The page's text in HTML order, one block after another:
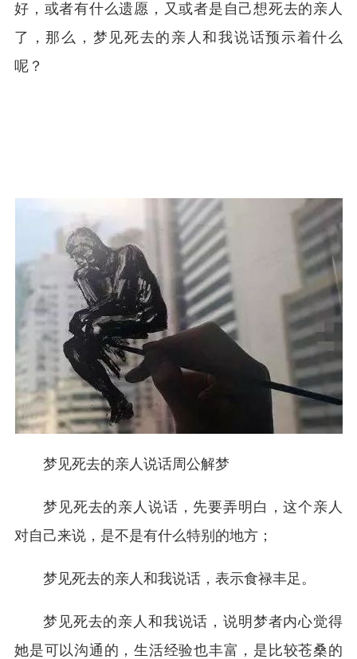
好，或者有什么遗愿，又或者是自己想死去的亲人
了，那么，梦见死去的亲人和我说话预示着什么
呢？
梦见死去的亲人说话周公解梦
梦见死去的亲人说话，先要弄明白，这个亲人
对自己来说，是不是有什么特别的地方；
梦见死去的亲人和我说话，表示食禄丰足。
梦见死去的亲人和我说话，说明梦者内心觉得
她是可以沟通的，生活经验也丰富，是比较苍桑的